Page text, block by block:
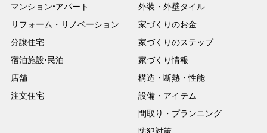
マンション•アパート
リフォーム・リノベーション
分譲住宅
宿泊施設•民泊
店舗
注文住宅
外装・外壁タイル
家づくりのお金
家づくりのステップ
家づくり情報
構造・断熱・性能
設備・アイテム
間取り・プランニング